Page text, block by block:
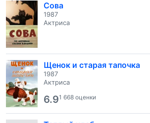
Сова
1987
Актриса
Щенок и старая тапочка
1987
Актриса
6.91 668 оценки